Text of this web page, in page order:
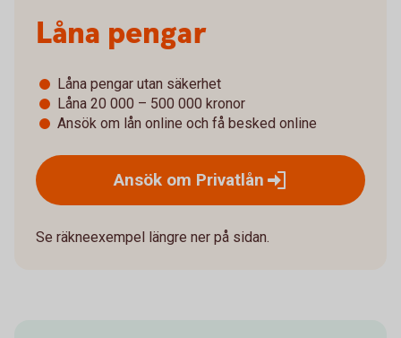
Låna pengar
Låna pengar utan säkerhet
Låna 20 000 – 500 000 kronor
Ansök om lån online och få besked online
Ansök om Privatlån
Se räkneexempel längre ner på sidan.